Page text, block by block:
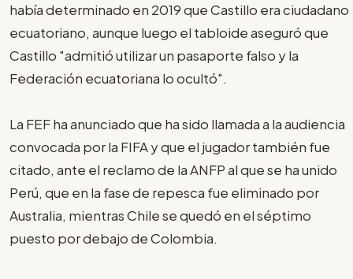
había determinado en 2019 que Castillo era ciudadano
ecuatoriano, aunque luego el tabloide aseguró que
Castillo "admitió utilizar un pasaporte falso y la
Federación ecuatoriana lo ocultó".
La FEF ha anunciado que ha sido llamada a la audiencia
convocada por la FIFA y que el jugador también fue
citado, ante el reclamo de la ANFP al que se ha unido
Perú, que en la fase de repesca fue eliminado por
Australia, mientras Chile se quedó en el séptimo
puesto por debajo de Colombia.